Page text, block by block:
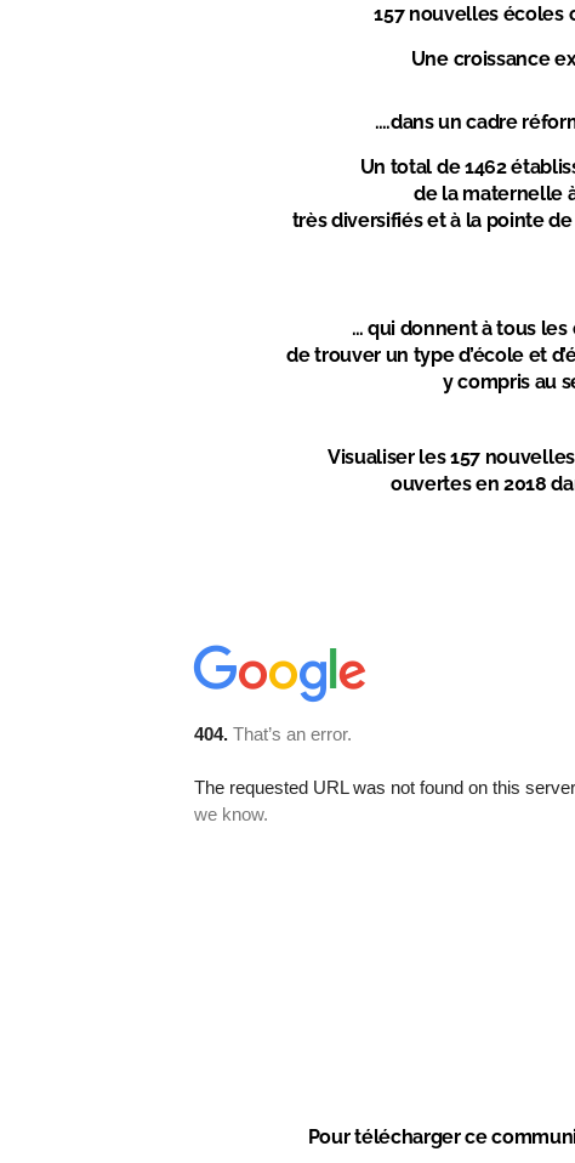
157 nouvelles écoles
Une croissance
….dans un cadre
Un total de 1462
de la maternelle
très diversifiés et à la pointe
… qui donnent à tous
de trouver un type d’école et
y compris au
Visualiser les 157
ouvertes en 2018
Pour télécharger ce